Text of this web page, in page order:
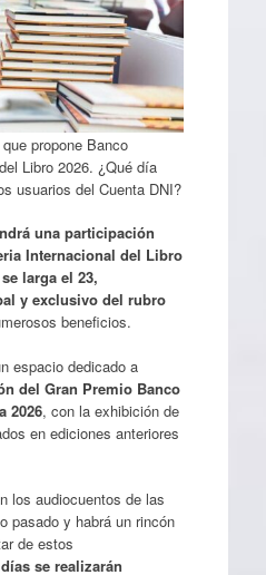
propone Banco
Libro 2026. ¿Qué día
usuarios del Cuenta DNI?
una participación
Internacional del Libro
larga el 23,
y exclusivo del rubro
beneficios.
espacio dedicado a
del Gran Premio Banco
2026, con la exhibición de
en ediciones anteriores
los audiocuentos de las
pasado y habrá un rincón
de estos
se realizarán